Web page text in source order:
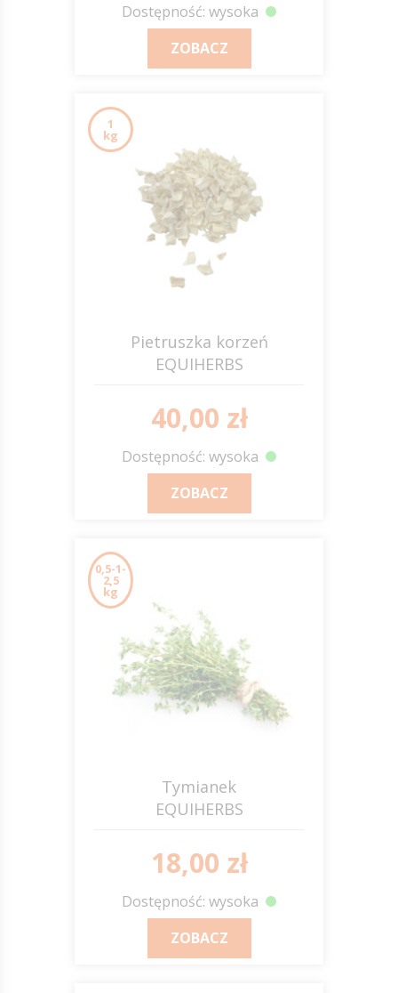
Dostępność: wysoka
ZOBACZ
1
kg
Pietruszka korzeń
EQUIHERBS
40,00 zł
Dostępność: wysoka
ZOBACZ
0,5-1-
2,5
kg
Tymianek
EQUIHERBS
18,00 zł
Dostępność: wysoka
ZOBACZ